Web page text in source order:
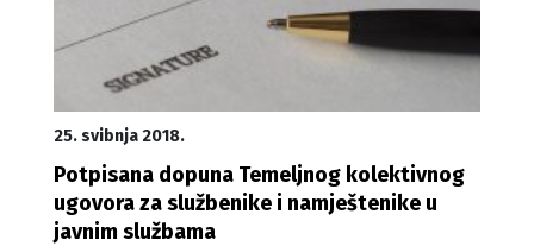
25. svibnja 2018.
Potpisana dopuna Temeljnog kolektivnog
ugovora za službenike i namještenike u
javnim službama